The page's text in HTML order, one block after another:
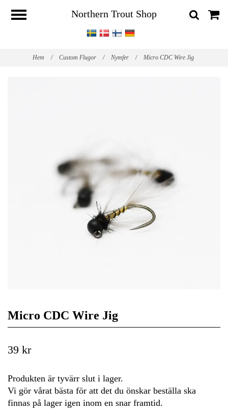
Northern Trout Shop
Hem / Custom Flugor / Nymfer / Micro CDC Wire Jig
Micro CDC Wire Jig
39 kr
Produkten är tyvärr slut i lager.
Vi gör vårat bästa för att det du önskar beställa ska
finnas på lager igen inom en snar framtid.